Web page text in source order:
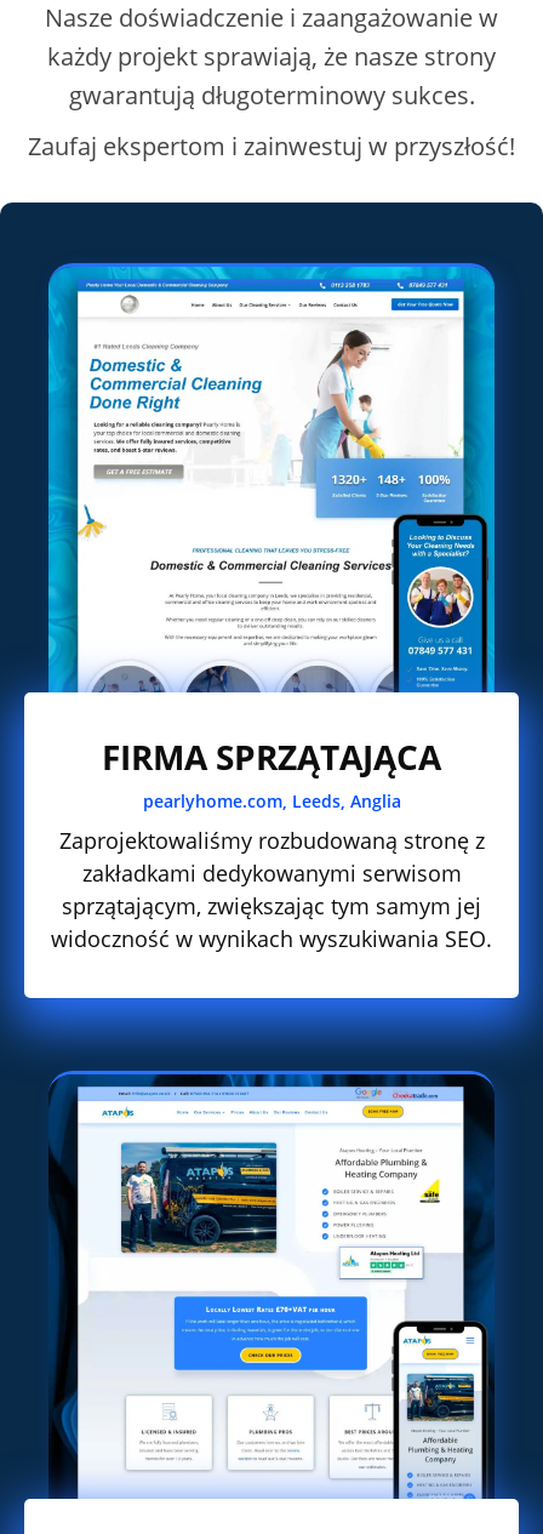
Nasze doświadczenie i zaangażowanie w
każdy projekt sprawiają, że nasze strony
gwarantują długoterminowy sukces.
Zaufaj ekspertom i zainwestuj w przyszłość!
FIRMA SPRZĄTAJĄCA
pearlyhome.com, Leeds, Anglia
Zaprojektowaliśmy rozbudowaną stronę z
zakładkami dedykowanymi serwisom
sprzątającym, zwiększając tym samym jej
widoczność w wynikach wyszukiwania SEO.